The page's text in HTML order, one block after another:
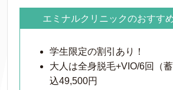
エミナルクリニックのおすす
学生限定の割引あり！
大人は全身脱毛+VIO/6回（
込49,500円